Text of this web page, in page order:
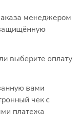
менеджером
выберите оплату
вами
чек с
платежа